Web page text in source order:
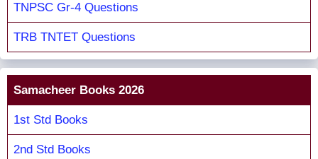
TNPSC Gr-4 Questions
TRB TNTET Questions
Samacheer Books 2026
1st Std Books
2nd Std Books